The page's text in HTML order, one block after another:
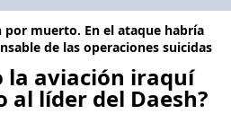
por muerto. En el ataque habría
de las operaciones suicidas
la aviación iraquí
al líder del Daesh?